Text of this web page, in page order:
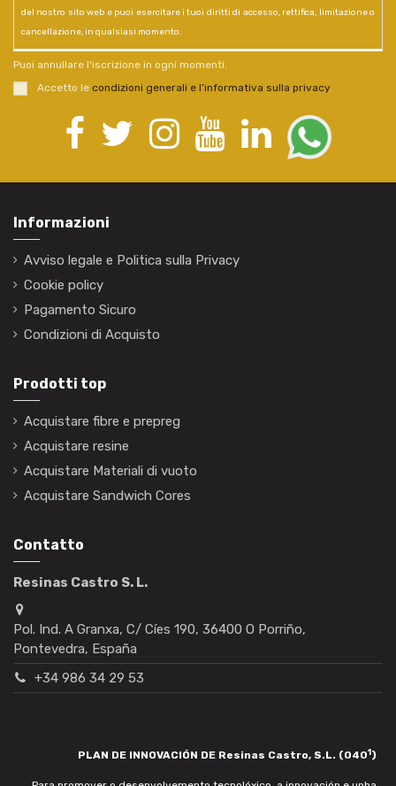
del nostro sito web e puoi esercitare i tuoi diritti di accesso, rettifica, limitazione o
cancellazione, in qualsiasi momento.
Puoi annullare l'iscrizione in ogni momenti.
Accetto le condizioni generali e l’informativa sulla privacy.
Informazioni
Avviso legale e Politica sulla Privacy
Cookie policy
Pagamento Sicuro
Condizioni di Acquisto
Prodotti top
Acquistare fibre e prepreg
Acquistare resine
Acquistare Materiali di vuoto
Acquistare Sandwich Cores
Contatto
Resinas Castro S. L.
Pol. Ind. A Granxa, C/ Cíes 190, 36400 O Porriño,
Pontevedra, España
+34 986 34 29 53
PLAN DE INNOVACIÓN DE Resinas Castro, S.L. (0401)